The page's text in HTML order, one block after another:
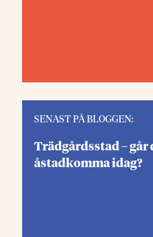
SENAST PÅ BLOGGEN:
Trädgårdsstad – går
åstadkomma idag?